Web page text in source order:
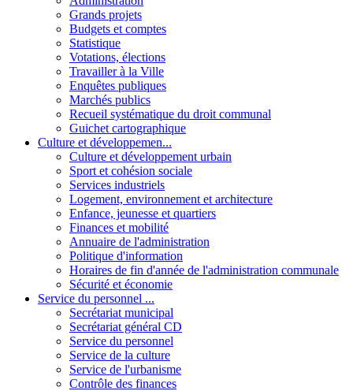
Grands projets
Budgets et comptes
Statistique
Votations, élections
Travailler à la Ville
Enquêtes publiques
Marchés publics
Recueil systématique du droit communal
Guichet cartographique
Culture et développemen...
Culture et développement urbain
Sport et cohésion sociale
Services industriels
Logement, environnement et architecture
Enfance, jeunesse et quartiers
Finances et mobilité
Annuaire de l'administration
Politique d'information
Horaires de fin d'année de l'administration communale
Sécurité et économie
Service du personnel ...
Secrétariat municipal
Secrétariat général CD
Service du personnel
Service de la culture
Service de l'urbanisme
Contrôle des finances